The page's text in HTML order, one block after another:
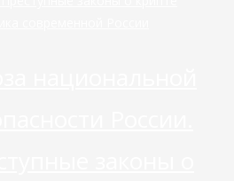
современной России
законы о